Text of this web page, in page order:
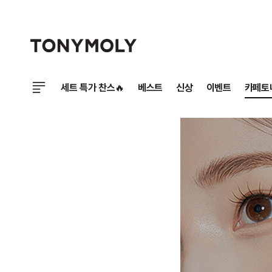
세트 특가 찬스🔥 베스트 신상 이벤트 카페토